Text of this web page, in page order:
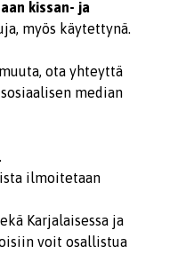
kissan- ja
myös käytettynä.
ota yhteyttä
median
ilmoitetaan
Karjalaisessa ja
voit osallistua